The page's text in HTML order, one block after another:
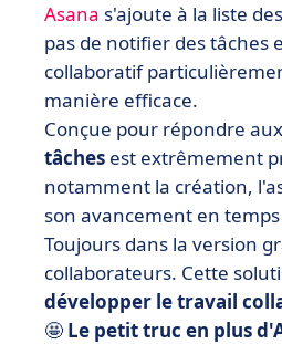
Asana s'ajoute à la liste des
pas de notifier des tâches
collaboratif
manière efficace.
Conçue pour répondre
tâches est extrêmement
notamment la création,
son avancement en
Toujours dans la version
collaborateurs. Cette
développer le travail
🤩 Le petit truc en plus